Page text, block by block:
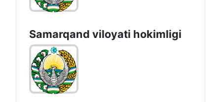
Samarqand viloyati hokimligi